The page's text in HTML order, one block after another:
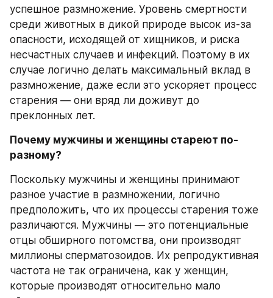
успешное размножение. Уровень смертности
среди животных в дикой природе высок из-за
опасности, исходящей от хищников, и риска
несчастных случаев и инфекций. Поэтому в их
случае логично делать максимальный вклад в
размножение, даже если это ускоряет процесс
старения — они вряд ли доживут до
преклонных лет.
Почему мужчины и женщины стареют по-
разному?
Поскольку мужчины и женщины принимают
разное участие в размножении, логично
предположить, что их процессы старения тоже
различаются. Мужчины — это потенциальные
отцы обширного потомства, они производят
миллионы сперматозоидов. Их репродуктивная
частота не так ограничена, как у женщин,
которые производят относительно мало